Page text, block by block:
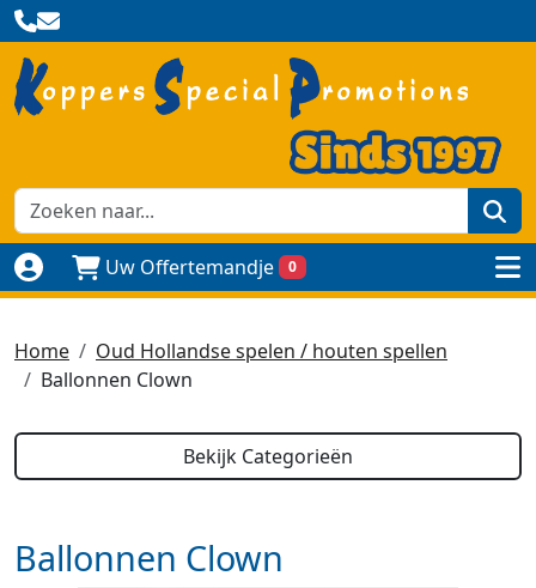
Naar login paginaUw Offertemandje 0
Home
Oud Hollandse spelen / houten spellen
Ballonnen Clown
Bekijk Categorieën
Ballonnen Clown